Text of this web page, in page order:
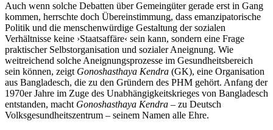
Auch wenn solche Debatten über Gemeingüter gerade erst in Gang
kommen, herrschte doch Übereinstimmung, dass emanzipatorische
Politik und die menschenwürdige Gestaltung der sozialen
Verhältnisse keine ›Staatsaffäre‹ sein kann, sondern eine Frage
praktischer Selbstorganisation und sozialer Aneignung. Wie
weitreichend solche Aneignungsprozesse im Gesundheitsbereich
sein können, zeigt Gonoshasthaya Kendra (GK), eine Organisation
aus Bangladesch, die zu den Gründern des PHM gehört. Anfang der
1970er Jahre im Zuge des Unabhängigkeitskrieges von Bangladesch
entstanden, macht Gonoshasthaya Kendra – zu Deutsch
Volksgesundheitszentrum – seinem Namen alle Ehre.